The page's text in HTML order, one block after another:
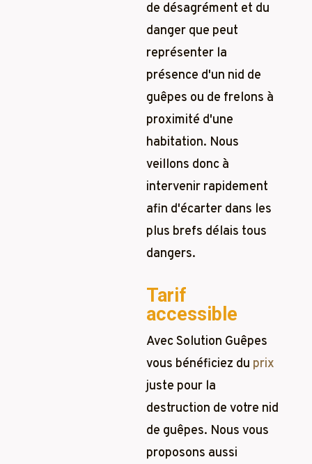
de désagrément et du
danger que peut
représenter la
présence d'un nid de
guêpes ou de frelons à
proximité d'une
habitation. Nous
veillons donc à
intervenir rapidement
afin d'écarter dans les
plus brefs délais tous
dangers.
Tarif
accessible
Avec Solution Guêpes
vous bénéficiez du prix
juste pour la
destruction de votre nid
de guêpes. Nous vous
proposons aussi